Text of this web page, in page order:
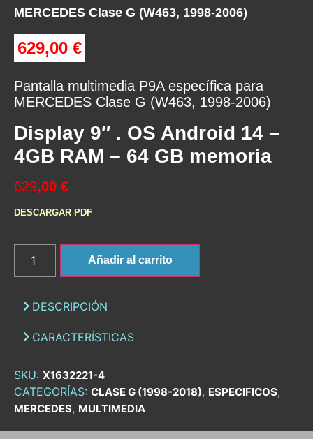
MERCEDES Clase G (W463, 1998-2006)
629,00 €
Pantalla multimedia P9A específica para
MERCEDES Clase G (W463, 1998-2006)
Display 9″ . OS Android 14 –
4GB RAM – 64 GB memoria
629,00 €
DESCARGAR PDF
Añadir al carrito
DESCRIPCIÓN
CARACTERÍSTICAS
SKU: X1632221-4
CATEGORÍAS: CLASE G (1998-2018), ESPECIFICOS,
MERCEDES, MULTIMEDIA